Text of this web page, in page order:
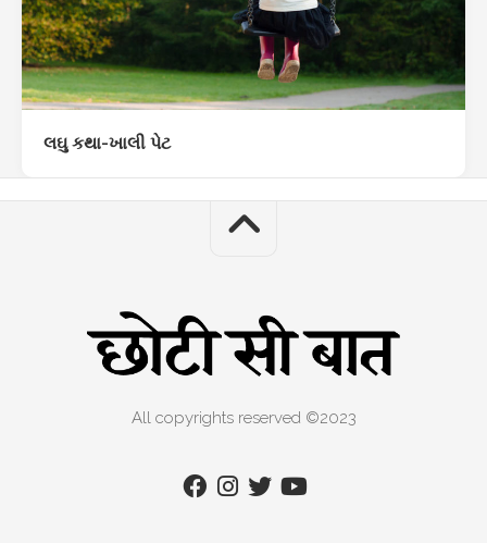
લઘુ કથા-ખાલી પેટ
All copyrights reserved ©2023